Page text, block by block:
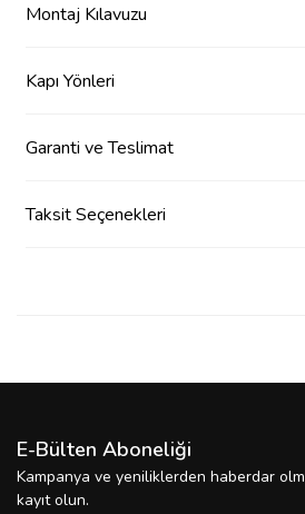
Montaj Kılavuzu
Kapı Yönleri
Garanti ve Teslimat
Taksit Seçenekleri
E-Bülten Aboneliği
Kampanya ve yeniliklerden haberdar
kayıt olun.